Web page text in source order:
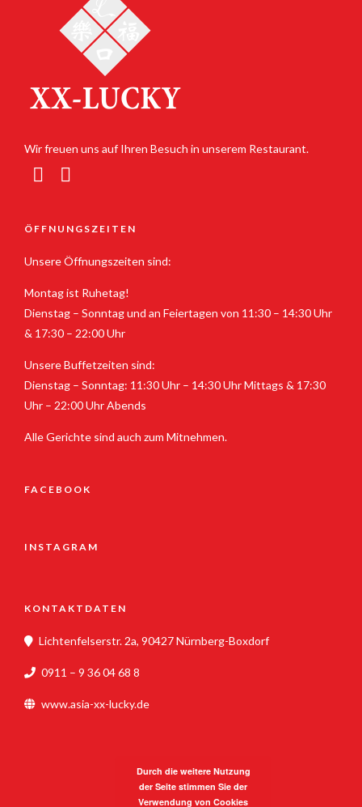
Wir freuen uns auf Ihren Besuch in unserem Restaurant.
ÖFFNUNGSZEITEN
Unsere Öffnungszeiten sind:
Montag ist Ruhetag!
Dienstag – Sonntag und an Feiertagen von 11:30 – 14:30 Uhr
& 17:30 – 22:00 Uhr
Unsere Buffetzeiten sind:
Dienstag – Sonntag: 11:30 Uhr – 14:30 Uhr Mittags & 17:30
Uhr – 22:00 Uhr Abends
Alle Gerichte sind auch zum Mitnehmen.
FACEBOOK
INSTAGRAM
KONTAKTDATEN
Lichtenfelserstr. 2a, 90427 Nürnberg-Boxdorf
0911 – 9 36 04 68 8
www.asia-xx-lucky.de
Durch die weitere Nutzung
der Seite stimmen Sie der
Verwendung von Cookies